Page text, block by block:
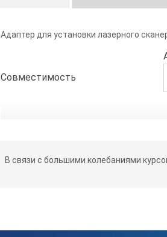
Адаптер для установки лазерного
Совместимость
В связи с большими колебаниями